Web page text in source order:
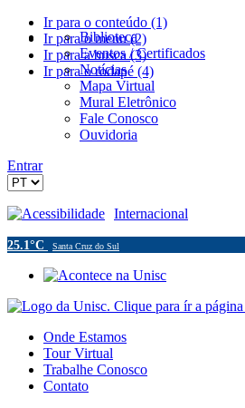
Ir para o conteúdo (1)
Ir para o menu (2)
Ir para a busca (3)
Ir para o rodapé (4)
Biblioteca
Eventos / Certificados
Notícias
Mapa Virtual
Mural Eletrônico
Fale Conosco
Ouvidoria
Entrar
Acessibilidade Internacional
25.1°C Santa Cruz do Sul
Onde Estamos
Tour Virtual
Trabalhe Conosco
Contato